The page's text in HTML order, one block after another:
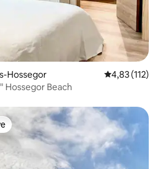
Hossegor Vlerësimi
4,83 (112)
Hossegor Beach
të klientëve